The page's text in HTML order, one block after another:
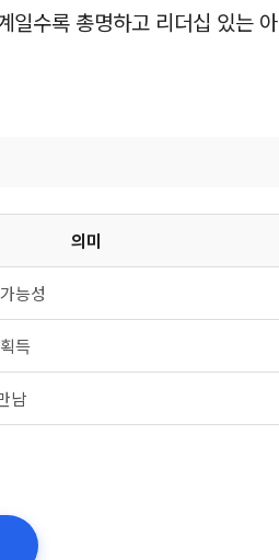
일수록 총명하고 리더십 있는 아
의미
능성
득
남